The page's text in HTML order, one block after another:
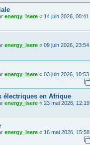
energy_isere « 14 juin 2026, 00:41
energy_isere « 09 juin 2026, 23:54
energy_isere « 03 juin 2026, 10:53
électriques en Afrique
energy_isere « 23 mai 2026, 12:19
energy_isere « 16 mai 2026, 15:58